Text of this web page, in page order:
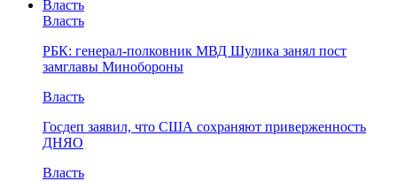
Власть
Власть
РБК: генерал-полковник МВД Шулика занял пост
замглавы Минобороны
Власть
Госдеп заявил, что США сохраняют приверженность
ДНЯО
Власть